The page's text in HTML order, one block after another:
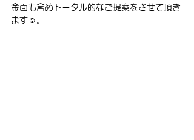
金面も含めトータル的なご提案をさせて頂き
ます☺。